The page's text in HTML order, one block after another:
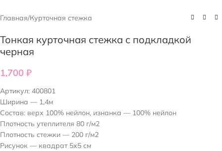
Главная/Курточная стежка
Тонкая курточная стежка с подкладкой
черная
1,700 ₽
Артикул: 400801
Ширина — 1,4м
Состав: верх 100% нейлон, изнанка — 100% нейлон
Плотность утеплителя 80 г/м2
Плотность стежки — 200 г/м2
Рисунок — квадрат 5х5 см